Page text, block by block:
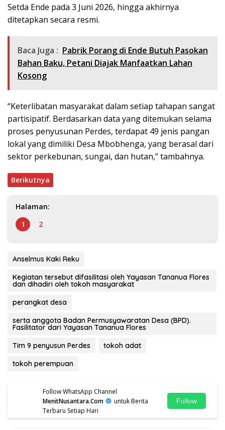
Setda Ende pada 3 Juni 2026, hingga akhirnya
ditetapkan secara resmi.
Baca Juga : Pabrik Porang di Ende Butuh Pasokan
Bahan Baku, Petani Diajak Manfaatkan Lahan
Kosong
“Keterlibatan masyarakat dalam setiap tahapan sangat
partisipatif. Berdasarkan data yang ditemukan selama
proses penyusunan Perdes, terdapat 49 jenis pangan
lokal yang dimiliki Desa Mbobhenga, yang berasal dari
sektor perkebunan, sungai, dan hutan,” tambahnya.
Berikutnya
Halaman:
1
2
Anselmus Kaki Reku
Kegiatan tersebut difasilitasi oleh Yayasan Tananua Flores
dan dihadiri oleh tokoh masyarakat
perangkat desa
serta anggota Badan Permusyawaratan Desa (BPD).
Fasilitator dari Yayasan Tananua Flores
Tim 9 penyusun Perdes
tokoh adat
tokoh perempuan
Follow WhatsApp Channel
MenitNusantara.Com
untuk Berita
Terbaru Setiap Hari
Follow